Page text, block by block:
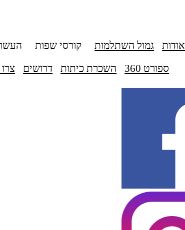
אודות גמול השתלמות קורסי שפות
ספורט 360
השכרת כיתות דרושים